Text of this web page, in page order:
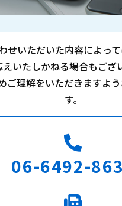
せいただいた内容によっ
えいたしかねる場合もござ
ご理解をいただきますよ
す。
06-6492-